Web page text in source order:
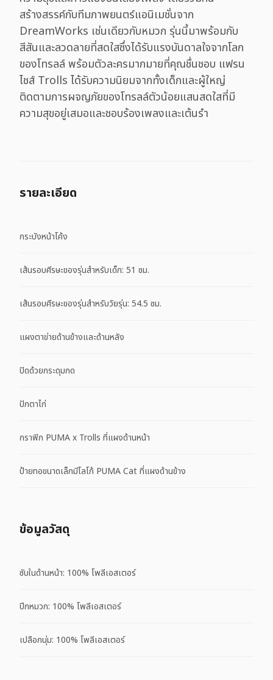
สร้างสรรค์กับทีมภาพยนตร์แอนิเมชั่นจาก
DreamWorks เช่นเดียวกับหมวก รุ่นนี้มาพร้อมกับ
สีสันและลวดลายที่สดใสซึ่งได้รับแรงบันดาลใจจากโลก
ของโทรลล์ พร้อมตัวละครมากมายที่คุณชื่นชอบ แฟรน
ไชส์ Trolls ได้รับความนิยมจากทั้งเด็กและผู้ใหญ่
ติดตามการผจญภัยของโทรลล์ตัวน้อยแสนสดใสที่มี
ความสุขอยู่เสมอและชอบร้องเพลงและเต้นรํา
รายละเอียด
กระบังหน้าโค้ง
เส้นรอบศีรษะของรุ่นสำหรับเด็ก: 51 ซม.
เส้นรอบศีรษะของรุ่นสำหรับวัยรุ่น: 54.5 ซม.
แผงตาข่ายด้านข้างและด้านหลัง
ปิดด้วยกระดุมกด
ปักตาไก่
กราฟิก PUMA x Trolls ที่แผงด้านหน้า
ป้ายทอขนาดเล็กมีโลโก้ PUMA Cat ที่แผงด้านข้าง
ข้อมูลวัสดุ
ซับในด้านหน้า: 100% โพลีเอสเตอร์
ปีกหมวก: 100% โพลีเอสเตอร์
เปลือกนุ่ม: 100% โพลีเอสเตอร์